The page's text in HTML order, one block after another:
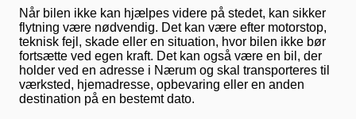
Når bilen ikke kan hjælpes videre på stedet, kan sikker
flytning være nødvendig. Det kan være efter motorstop,
teknisk fejl, skade eller en situation, hvor bilen ikke bør
fortsætte ved egen kraft. Det kan også være en bil, der
holder ved en adresse i Nærum og skal transporteres til
værksted, hjemadresse, opbevaring eller en anden
destination på en bestemt dato.